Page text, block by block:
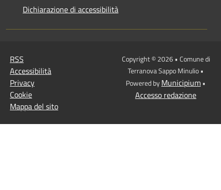
Dichiarazione di accessibilità
RSS
Accessibilità
Privacy
Cookie
Mappa del sito
Copyright © 2026 • Comune di
Terranova Sappo Minulio •
Powered byMunicipium•
Accesso redazione